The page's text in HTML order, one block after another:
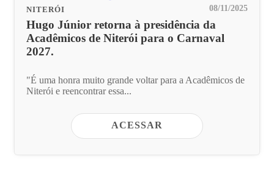
NITERÓI 08/11/2025
Hugo Júnior retorna à presidência da
Acadêmicos de Niterói para o Carnaval
2027.
"É uma honra muito grande voltar para a Acadêmicos de
Niterói e reencontrar essa...
ACESSAR